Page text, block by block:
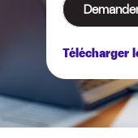
Télécharger